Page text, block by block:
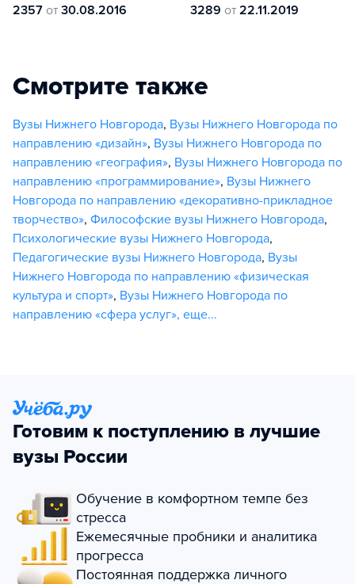
2357 от 30.08.2016
3289 от 22.11.2019
Смотрите также
Вузы Нижнего Новгорода, Вузы Нижнего Новгорода по
направлению «дизайн», Вузы Нижнего Новгорода по
направлению «география», Вузы Нижнего Новгорода по
направлению «программирование», Вузы Нижнего
Новгорода по направлению «декоративно-прикладное
творчество», Философские вузы Нижнего Новгорода,
Психологические вузы Нижнего Новгорода,
Педагогические вузы Нижнего Новгорода, Вузы
Нижнего Новгорода по направлению «физическая
культура и спорт», Вузы Нижнего Новгорода по
направлению «сфера услуг», еще...
Готовим к поступлению в лучшие
вузы России
Обучение в комфортном темпе без
стресса
Ежемесячные пробники и аналитика
прогресса
Постоянная поддержка личного